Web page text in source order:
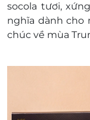
socola tươi,
nghĩa dành cho
chúc về mùa